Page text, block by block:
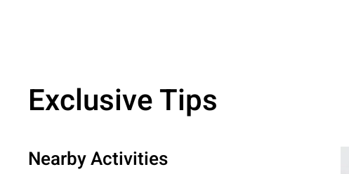
Exclusive Tips
Nearby Activities